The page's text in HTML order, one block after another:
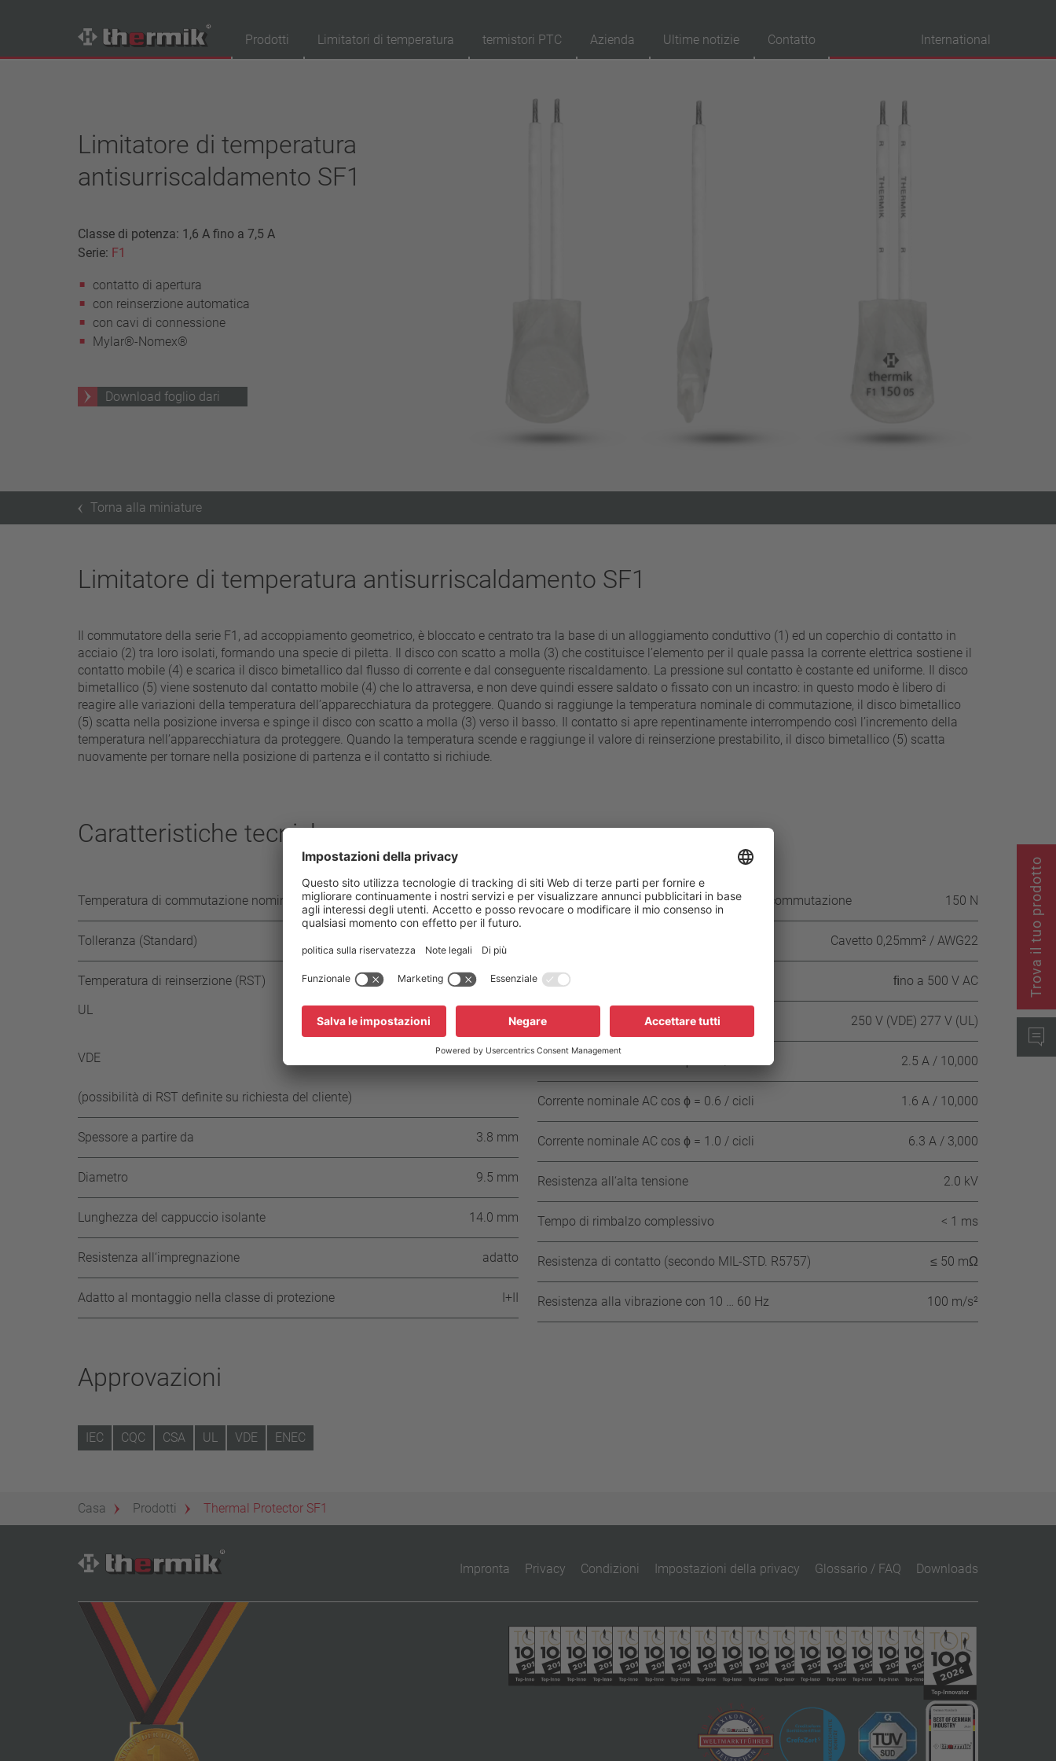
Prodotti Limitatori di temperatura termistori PTC Azienda Ultime notizie Contatto International
contatto di apertura
contatto di chiusura
alta temperatura (205 – 250 °C)
1,6 A – 7,5 A
4 A – 25 A
13,5 A – 42 A
Approvazioni
applicare filtri
Limitatore di temperatura
antisurriscaldamento SF1
Classe di potenza: 1,6 A fino a 7,5 A
Serie: F1
contatto di apertura
con reinserzione automatica
con cavi di connessione
Mylar®-Nomex®
Download foglio dari
Torna alla miniature
Limitatore di temperatura antisurriscaldamento SF1
Il commutatore della serie F1, ad accoppiamento geometrico, è bloccato e centrato tra la base di un alloggiamento conduttivo (1) ed un coperchio di contatto in
acciaio (2) tra loro isolati, formando una specie di piletta. Il disco con scatto a molla (3) che costituisce l’elemento per il quale passa la corrente elettrica sostiene il
contatto mobile (4) e scarica il disco bimetallico dal flusso di corrente e dal conseguente riscaldamento. La pressione sul contatto è costante ed uniforme. Il disco
bimetallico (5) viene sostenuto dal contatto mobile (4) che lo attraversa, e non deve quindi essere saldato o fissato con un incastro: in questo modo è libero di
reagire alle variazioni della temperatura dell’apparecchiatura da proteggere. Quando si raggiunge la temperatura nominale di commutazione, il disco bimetallico
(5) scatta nella posizione inversa e spinge il disco con scatto a molla (3) verso il basso. Il contatto si apre repentinamente interrompendo così l’incremento della
temperatura nell’apparecchiatura da proteggere. Quando la temperatura scende e raggiunge il valore di reinserzione prestabilito, il disco bimetallico (5) scatta
nuovamente per tornare nella posizione di partenza e il contatto si richiude.
Caratteristiche tecniche
Temperatura di commutazione nominale (NST) in passi da 5°C 70 °C - 180 °C
Tolleranza (Standard)
Temperatura di reinserzione (RST)
UL
≥ 35 °C (≤ 80°C NST)
-35 K ± 15 K (≥ 85°C ≤ 180° C NST)
VDE
≥ 35 °C
(possibilità di RST definite su richiesta del cliente)
Spessore a partire da 3.8 mm
Diametro 9.5 mm
Lunghezza del cappuccio isolante 14.0 mm
Resistenza all‘impregnazione adatto
Adatto al montaggio nella classe di protezione I+II
Resistenza alla pressione della scatola di commutazione 150 N
Cavetto 0,25mm² / AWG22
Tensione d’esercizio AC ﬁno a 500 V AC
Tensione nominale AC 250 V (VDE) 277 V (UL)
Corrente nominale AC cos ϕ = 1.0 / cicli 2.5 A / 10,000
Corrente nominale AC cos ϕ = 0.6 / cicli 1.6 A / 10,000
Corrente nominale AC cos ϕ = 1.0 / cicli 6.3 A / 3,000
Resistenza all‘alta tensione 2.0 kV
Tempo di rimbalzo complessivo < 1 ms
Resistenza di contatto (secondo MIL-STD. R5757) ≤ 50 mΩ
Resistenza alla vibrazione con 10 … 60 Hz 100 m/s²
Approvazioni
IEC CQC CSA UL VDE ENEC
Casa Prodotti Thermal Protector SF1
Impronta Privacy Condizioni Impostazioni della privacy Glossario / FAQ Downloads
Trova il tuo prodotto